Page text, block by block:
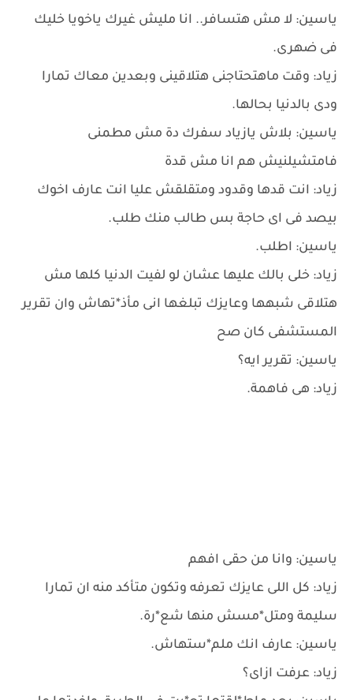
ياسين: لا مش هتسافر.. انا مليش غيرك ياخويا خليك
فى ضهرى.
زياد: وقت ماهتحتاجنى هتلاقينى وبعدين معاك تمارا
ودى بالدنيا بحالها.
ياسين: بلاش يازياد سفرك دة مش مطمنى
فامتشيلنيش هم انا مش قدة
زياد: انت قدها وقدود ومتقلقش عليا انت عارف اخوك
بيصد فى اى حاجة بس طالب منك طلب.
ياسين: اطلب.
زياد: خلى بالك عليها عشان لو لفيت الدنيا كلها مش
هتلاقى شبهها وعايزك تبلغها انى مأذ*تهاش وان تقرير
المستشفى كان صح
ياسين: تقرير ايه؟
زياد: هى فاهمة.
ياسين: وانا من حقى افهم
زياد: كل اللى عايزك تعرفه وتكون متأكد منه ان تمارا
سليمة ومتل*مسش منها شع*رة.
ياسين: عارف انك ملم*ستهاش.
زياد: عرفت ازاى؟